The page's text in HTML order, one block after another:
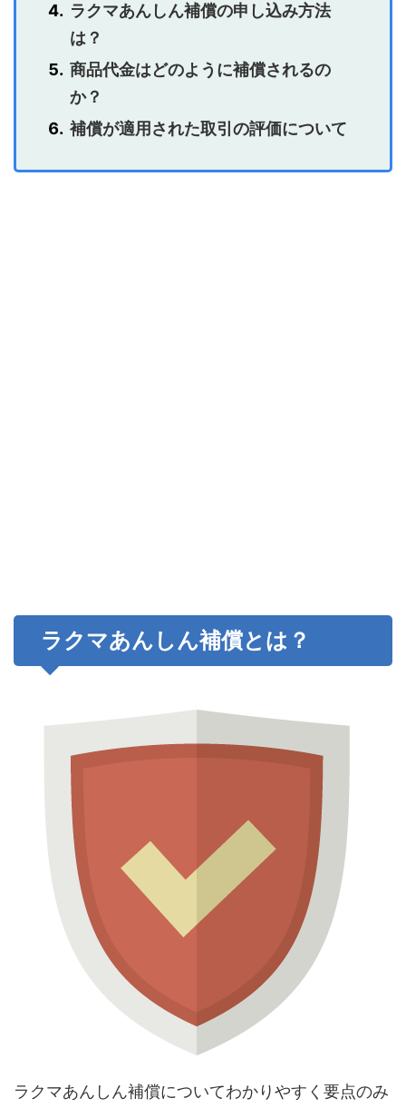
ラクマあんしん補償の申し込み方法
は？
商品代金はどのように補償されるの
か？
補償が適用された取引の評価について
ラクマあんしん補償とは？
ラクマあんしん補償についてわかりやすく要点のみ